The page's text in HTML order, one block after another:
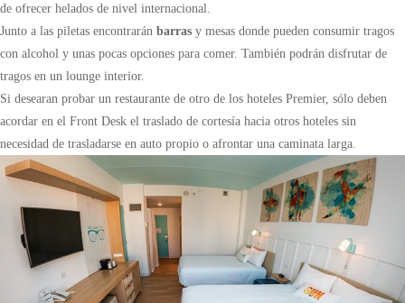
de ofrecer helados de nivel internacional.
Junto a las piletas encontrarán barras y mesas donde pueden consumir tragos
con alcohol y unas pocas opciones para comer. También podrán disfrutar de
tragos en un lounge interior.
Si desearan probar un restaurante de otro de los hoteles Premier, sólo deben
acordar en el Front Desk el traslado de cortesía hacia otros hoteles sin
necesidad de trasladarse en auto propio o afrontar una caminata larga.